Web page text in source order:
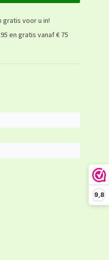
9,8
gratis voor u in!
en gratis vanaf € 75